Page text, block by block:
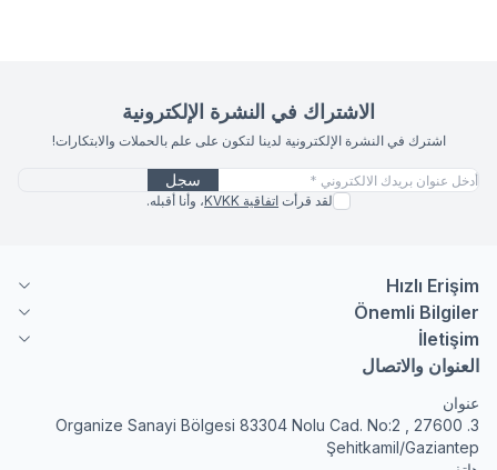
الاشتراك في النشرة الإلكترونية
اشترك في النشرة الإلكترونية لدينا لتكون على علم بالحملات والابتكارات!
سجل
لقد قرأت اتفاقية KVKK ، وأنا أقبله.
Hızlı Erişim
Önemli Bilgiler
İletişim
العنوان والاتصال
عنوان
3. Organize Sanayi Bölgesi 83304 Nolu Cad. No:2 , 27600
Şehitkamil/Gaziantep